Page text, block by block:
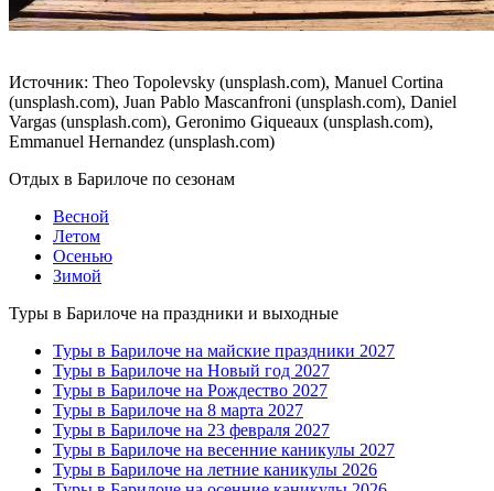
Источник: Theo Topolevsky (unsplash.com), Manuel Cortina
(unsplash.com), Juan Pablo Mascanfroni (unsplash.com), Daniel
Vargas (unsplash.com), Geronimo Giqueaux (unsplash.com),
Emmanuel Hernandez (unsplash.com)
Отдых в Барилоче по сезонам
Весной
Летом
Осенью
Зимой
Туры в Барилоче на праздники и выходные
Туры в Барилоче на майские праздники 2027
Туры в Барилоче на Новый год 2027
Туры в Барилоче на Рождество 2027
Туры в Барилоче на 8 марта 2027
Туры в Барилоче на 23 февраля 2027
Туры в Барилоче на весенние каникулы 2027
Туры в Барилоче на летние каникулы 2026